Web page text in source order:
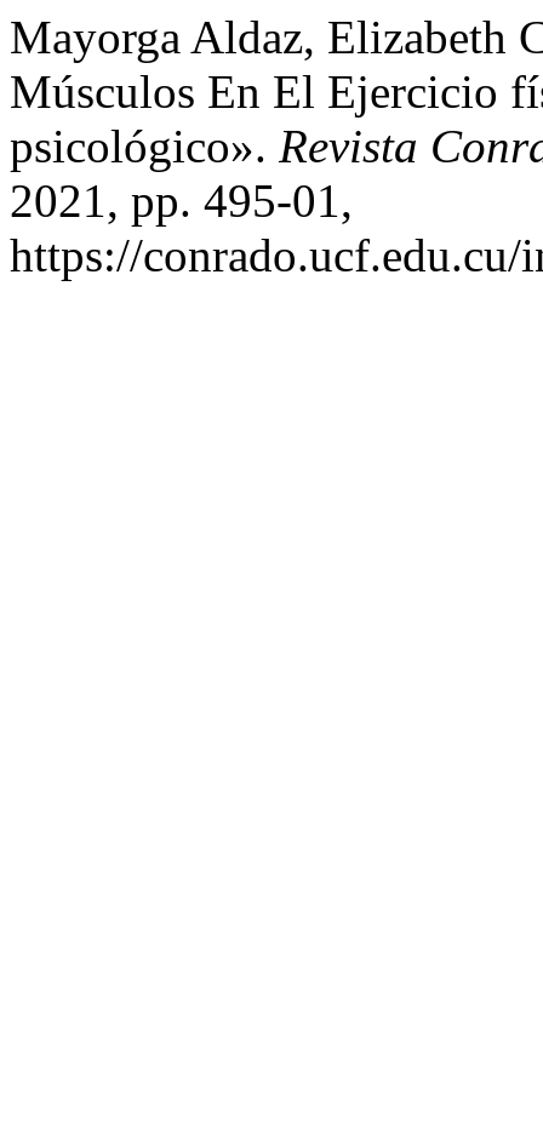
Mayorga Aldaz, Elizabeth
Músculos En El Ejercicio
psicológico». Revista
2021, pp. 495-01,
https://